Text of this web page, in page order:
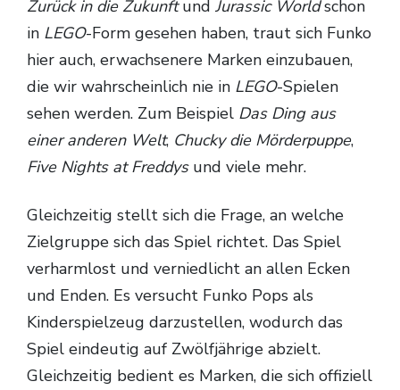
Zurück in die Zukunftund Jurassic Worldschon
in LEGO-Form gesehen haben, traut sich Funko
hier auch, erwachsenere Marken einzubauen,
die wir wahrscheinlich nie in LEGO-Spielen
sehen werden. Zum Beispiel Das Ding aus
einer anderen Welt, Chucky die Mörderpuppe,
Five Nights at Freddysund viele mehr.
Gleichzeitig stellt sich die Frage, an welche
Zielgruppe sich das Spiel richtet. Das Spiel
verharmlost und verniedlicht an allen Ecken
und Enden. Es versucht Funko Pops als
Kinderspielzeug darzustellen, wodurch das
Spiel eindeutig auf Zwölfjährige abzielt.
Gleichzeitig bedient es Marken, die sich offiziell